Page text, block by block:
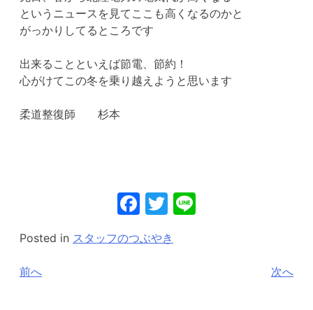
というニュースを見てここも高くなるのかと
がっかりしてるところです
出来ることといえば節電、節約！
心がけてこの冬を乗り越えようと思います
柔道整復師 杉本
Facebook
Twitter
Posted in スタッフのつぶやき
投
前へ 次へ